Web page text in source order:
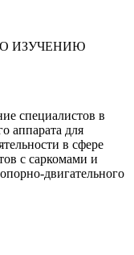
ИЗУЧЕНИЮ
в
аппарата для
в сфере
с саркомами и
двигательного